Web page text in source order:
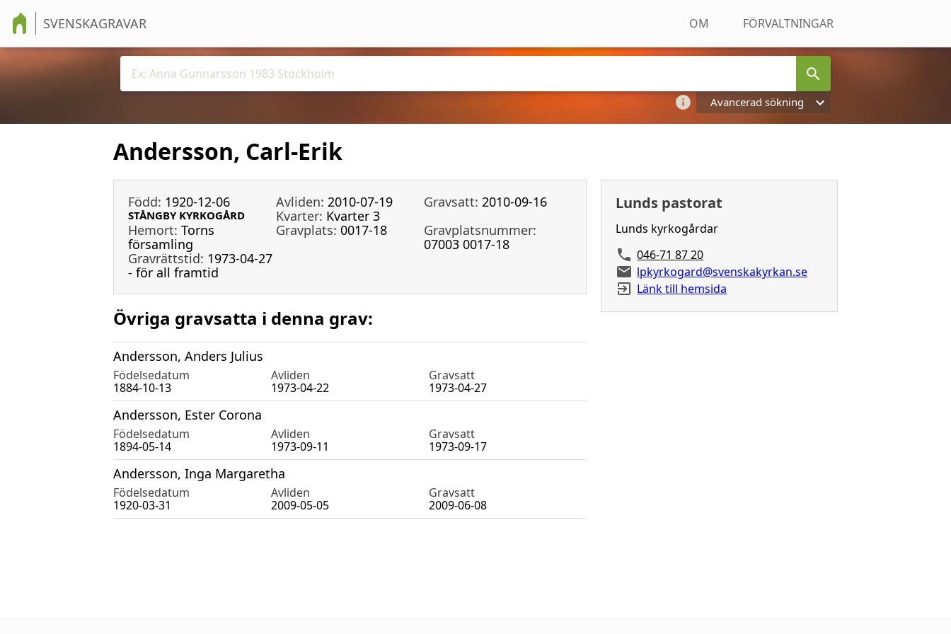
SVENSKAGRAVAR OM FÖRVALTNINGAR
Avancerad sökning
Andersson, Carl-Erik
Född: 1920-12-06 Avliden: 2010-07-19 Gravsatt: 2010-09-16
STÅNGBY KYRKOGÅRD Kvarter: Kvarter 3
Hemort: Torns
församling
Gravplats: 0017-18
Gravplatsnummer:
07003 0017-18
Gravrättstid: 1973-04-27
- för all framtid
Övriga gravsatta i denna grav:
Andersson, Anders Julius
Födelsedatum Avliden
Gravsatt
1884-10-13
1973-04-22 1973-04-27
Andersson, Ester Corona
Födelsedatum Avliden
Gravsatt
1894-05-14
1973-09-11 1973-09-17
Andersson, Inga Margaretha
Födelsedatum Avliden
Gravsatt
1920-03-31
2009-05-05 2009-06-08
Lunds pastorat
Lunds kyrkogårdar
046-71 87 20
lpkyrkogard@svenskakyrkan.se
Länk till hemsida